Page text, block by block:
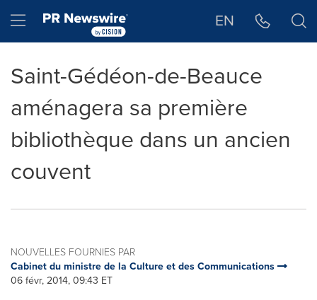
Hamburger menu EN
Saint-Gédéon-de-Beauce
aménagera sa première
bibliothèque dans un ancien
couvent
NOUVELLES FOURNIES PAR
Cabinet du ministre de la Culture et des Communications
06 févr, 2014, 09:43 ET